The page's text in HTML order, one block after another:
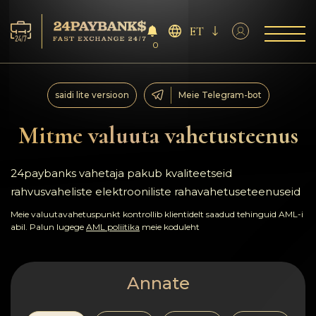
Teenus
Reservid
Partneritele
Tagasiside
0
ET
Mitme valuuta vahetusteenus
saidi lite versioon Meie Telegram-bot
24paybanks vahetaja pakub kvaliteetseid
rahvusvaheliste elektrooniliste rahavahetuseteenuseid
Meie valuutavahetuspunkt kontrollib klientidelt saadud tehinguid AML-i
abil. Palun lugege AML poliitika meie koduleht
Annate